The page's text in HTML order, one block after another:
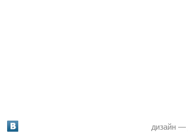
дизайн —